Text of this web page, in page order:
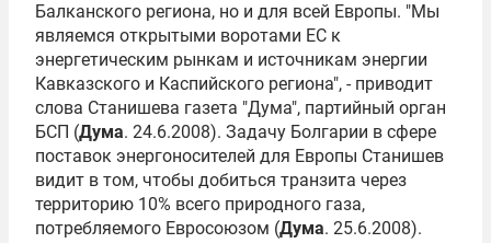
Балканского региона, но и для всей Европы. "Мы
являемся открытыми воротами ЕС к
энергетическим рынкам и источникам энергии
Кавказского и Каспийского региона", - приводит
слова Станишева газета "Дума", партийный орган
БСП (Дума. 24.6.2008). Задачу Болгарии в сфере
поставок энергоносителей для Европы Станишев
видит в том, чтобы добиться транзита через
территорию 10% всего природного газа,
потребляемого Евросоюзом (Дума. 25.6.2008).